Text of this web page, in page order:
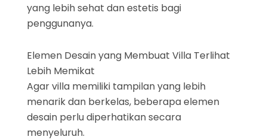
yang lebih sehat dan estetis bagi
penggunanya.
Elemen Desain yang Membuat Villa Terlihat
Lebih Memikat
Agar villa memiliki tampilan yang lebih
menarik dan berkelas, beberapa elemen
desain perlu diperhatikan secara
menyeluruh.